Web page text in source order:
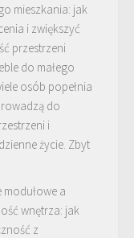
mieszkania: jak
i zwiększyć
przestrzeni
do małego
osób popełnia
do
i
życie. Zbyt
modułowe a
wnętrza: jak
z